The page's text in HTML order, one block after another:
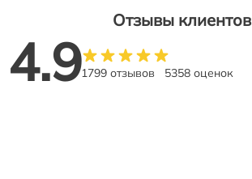
Отзывы клиентов
4.91799 отзывов 5358 оценок